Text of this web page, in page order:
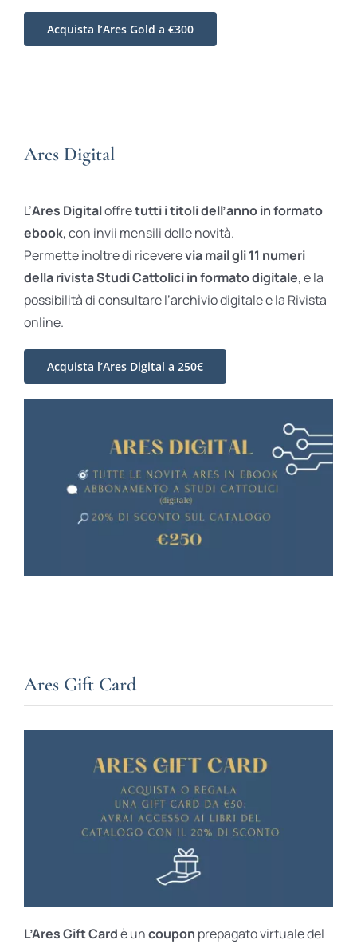
Acquista l’Ares Gold a €300
Ares Digital
L’Ares Digitaloffretutti i titoli dell’anno in formato
ebook, con invii mensili delle novità.
Permette inoltre di riceverevia mail gli 11 numeri
della rivista Studi Cattolici in formato digitale, e la
possibilità di consultare l’archivio digitale e la Rivista
online.
Acquista l’Ares Digital a 250€
Ares Gift Card
L’Ares Gift Cardè uncoupon prepagato virtuale del